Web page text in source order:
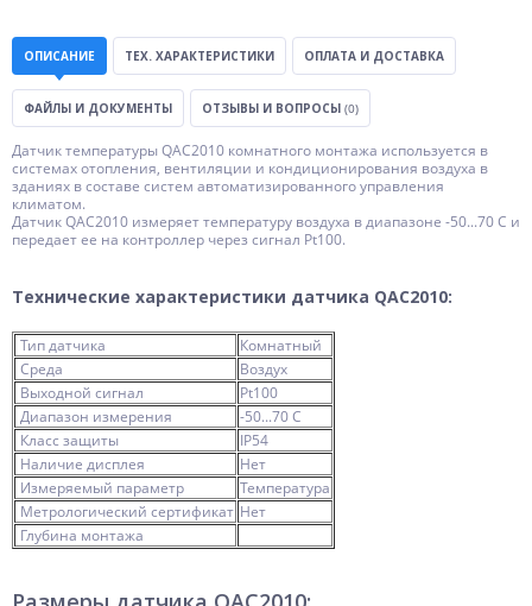
ОПИСАНИЕ ТЕХ. ХАРАКТЕРИСТИКИ ОПЛАТА И ДОСТАВКА
ФАЙЛЫ И ДОКУМЕНТЫ ОТЗЫВЫ И ВОПРОСЫ (0)
Датчик температуры QAC2010 комнатного монтажа используется в
системах отопления, вентиляции и кондиционирования воздуха в
зданиях в составе систем автоматизированного управления
климатом.
Датчик QAC2010 измеряет температуру воздуха в диапазоне -50...70 C и
передает ее на контроллер через сигнал Pt100.
Технические характеристики датчика QAC2010:
Тип датчика
Комнатный
Среда
Воздух
Выходной сигнал
Pt100
Диапазон измерения
-50...70 C
Класс защиты
IP54
Наличие дисплея
Нет
Измеряемый параметр
Температура
Метрологический сертификат Нет
Глубина монтажа